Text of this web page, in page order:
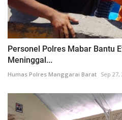
Personel Polres Mabar Bantu
Meninggal...
Humas Polres Manggarai Barat Sep 27,